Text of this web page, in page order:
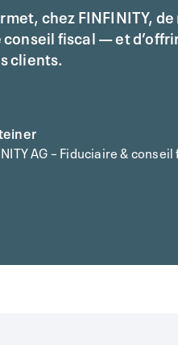
chez FINFINITY,
fiscal — et
clients.
AG – Fiduciaire & conseil